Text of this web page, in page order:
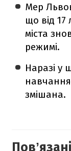
Мер
що від
міста
режимі.
Наразі у
змішана.